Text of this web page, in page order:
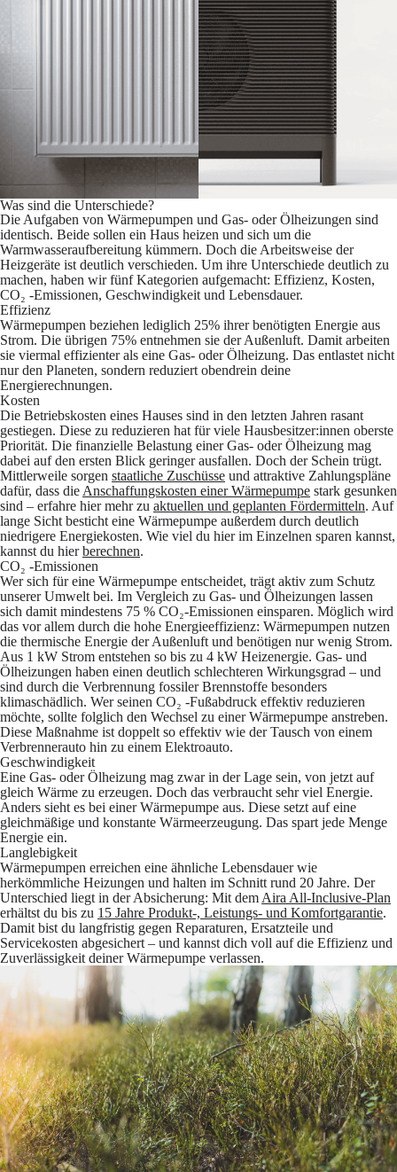
Was sind die Unterschiede?
Die Aufgaben von Wärmepumpen und Gas- oder Ölheizungen sind
identisch. Beide sollen ein Haus heizen und sich um die
Warmwasseraufbereitung kümmern. Doch die Arbeitsweise der
Heizgeräte ist deutlich verschieden. Um ihre Unterschiede deutlich zu
machen, haben wir fünf Kategorien aufgemacht: Effizienz, Kosten,
CO₂ -Emissionen, Geschwindigkeit und Lebensdauer.
Effizienz
Wärmepumpen beziehen lediglich 25% ihrer benötigten Energie aus
Strom. Die übrigen 75% entnehmen sie der Außenluft. Damit arbeiten
sie viermal effizienter als eine Gas- oder Ölheizung. Das entlastet nicht
nur den Planeten, sondern reduziert obendrein deine
Energierechnungen.
Kosten
Die Betriebskosten eines Hauses sind in den letzten Jahren rasant
gestiegen. Diese zu reduzieren hat für viele Hausbesitzer:innen oberste
Priorität. Die finanzielle Belastung einer Gas- oder Ölheizung mag
dabei auf den ersten Blick geringer ausfallen. Doch der Schein trügt.
Mittlerweile sorgen staatliche Zuschüsse und attraktive Zahlungspläne
dafür, dass die Anschaffungskosten einer Wärmepumpe stark gesunken
sind – erfahre hier mehr zu aktuellen und geplanten Fördermitteln. Auf
lange Sicht besticht eine Wärmepumpe außerdem durch deutlich
niedrigere Energiekosten. Wie viel du hier im Einzelnen sparen kannst,
kannst du hierberechnen.
CO₂ -Emissionen
Wer sich für eine Wärmepumpe entscheidet, trägt aktiv zum Schutz
unserer Umwelt bei. Im Vergleich zu Gas- und Ölheizungen lassen
sich damit mindestens 75 % CO₂-Emissionen einsparen. Möglich wird
das vor allem durch die hohe Energieeffizienz: Wärmepumpen nutzen
die thermische Energie der Außenluft und benötigen nur wenig Strom.
Aus 1 kW Strom entstehen so bis zu 4 kW Heizenergie. Gas- und
Ölheizungen haben einen deutlich schlechteren Wirkungsgrad – und
sind durch die Verbrennung fossiler Brennstoffe besonders
klimaschädlich. Wer seinen CO₂ -Fußabdruck effektiv reduzieren
möchte, sollte folglich den Wechsel zu einer Wärmepumpe anstreben.
Diese Maßnahme ist doppelt so effektiv wie der Tausch von einem
Verbrennerauto hin zu einem Elektroauto.
Geschwindigkeit
Eine Gas- oder Ölheizung mag zwar in der Lage sein, von jetzt auf
gleich Wärme zu erzeugen. Doch das verbraucht sehr viel Energie.
Anders sieht es bei einer Wärmepumpe aus. Diese setzt auf eine
gleichmäßige und konstante Wärmeerzeugung. Das spart jede Menge
Energie ein.
Langlebigkeit
Wärmepumpen erreichen eine ähnliche Lebensdauer wie
herkömmliche Heizungen und halten im Schnitt rund 20 Jahre. Der
Unterschied liegt in der Absicherung: Mit dem Aira All-Inclusive-Plan
erhältst du bis zu 15 Jahre Produkt-, Leistungs- und Komfortgarantie.
Damit bist du langfristig gegen Reparaturen, Ersatzteile und
Servicekosten abgesichert – und kannst dich voll auf die Effizienz und
Zuverlässigkeit deiner Wärmepumpe verlassen.